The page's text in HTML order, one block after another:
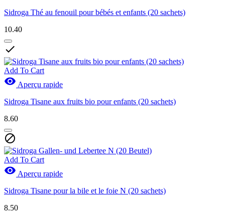
Sidroga Thé au fenouil pour bébés et enfants (20 sachets)
10.40

Add To Cart
 Aperçu rapide
Sidroga Tisane aux fruits bio pour enfants (20 sachets)
8.60

Add To Cart
 Aperçu rapide
Sidroga Tisane pour la bile et le foie N (20 sachets)
8.50